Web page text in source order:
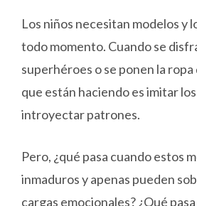
Los niños necesitan modelos y
todo momento. Cuando se
superhéroes o se ponen la ropa
que están haciendo es imitar
introyectar patrones.
Pero, ¿qué pasa cuando estos
inmaduros y apenas pueden
cargas emocionales? ¿Qué